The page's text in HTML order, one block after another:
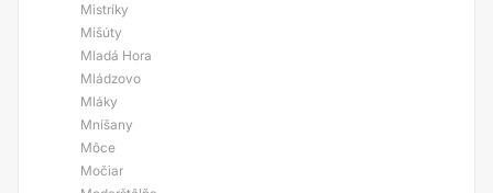
Mistríky
Mišúty
Mladá Hora
Mládzovo
Mláky
Mníšany
Môce
Močiar